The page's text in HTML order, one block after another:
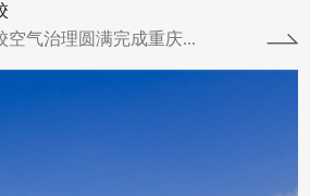
空气治理圆满完成重庆...